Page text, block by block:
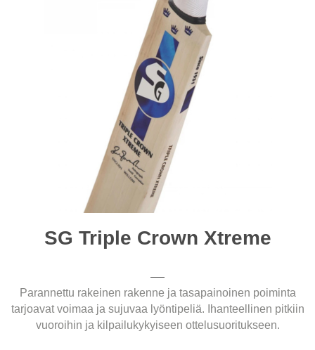
SG Triple Crown Xtreme
Parannettu rakeinen rakenne ja tasapainoinen poiminta
tarjoavat voimaa ja sujuvaa lyöntipeliä. Ihanteellinen pitkiin
vuoroihin ja kilpailukykyiseen ottelusuoritukseen.